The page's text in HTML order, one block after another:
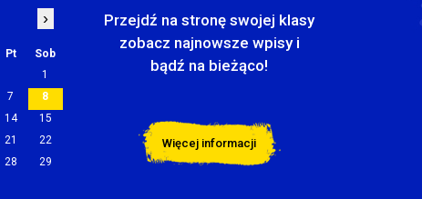
›
Pt
Sob
1
7
8
14
15
21
22
28
29
Przejdź na stronę swojej klasy
zobacz najnowsze wpisy i
bądź na bieżąco!
Więcej informacji